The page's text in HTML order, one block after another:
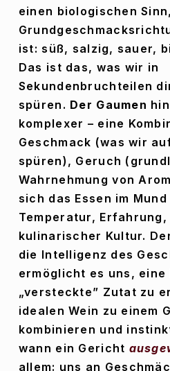
einen biologischen
ist: süß, salzig, sauer,
Das ist das, was wir in
Sekundenbruchteilen
spüren. Der Gaumen
komplexer – eine
Geschmack (was wir
spüren), Geruch
Wahrnehmung von
sich das Essen im
Temperatur, Erfahrung,
kulinarischer Kultur.
die Intelligenz des
ermöglicht es uns, eine
„versteckte” Zutat zu
idealen Wein zu einem
kombinieren und
wann ein Gericht
allem: uns an